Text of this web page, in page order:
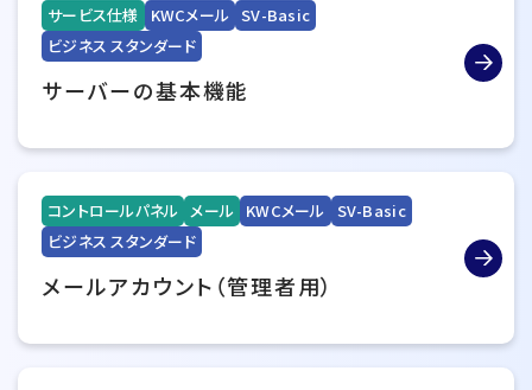
サービス仕様 KWCメール SV-Basic
ビジネス スタンダード
サーバーの基本機能
コントロールパネル メール KWCメール SV-Basic
ビジネス スタンダード
メールアカウント（管理者用）